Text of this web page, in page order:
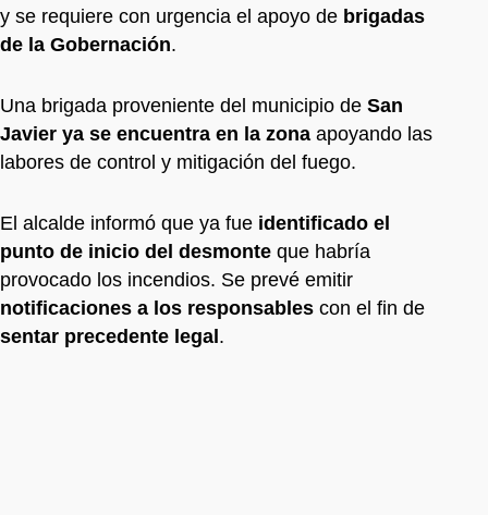
y se requiere con urgencia el apoyo de brigadas
de la Gobernación.
Una brigada proveniente del municipio de San
Javier ya se encuentra en la zona apoyando las
labores de control y mitigación del fuego.
El alcalde informó que ya fue identificado el
punto de inicio del desmonte que habría
provocado los incendios. Se prevé emitir
notificaciones a los responsables con el fin de
sentar precedente legal.